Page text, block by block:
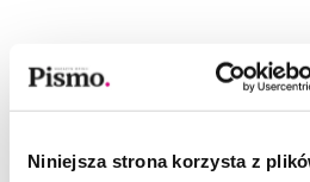
Niniejsza strona korzysta z
CZYTAJ